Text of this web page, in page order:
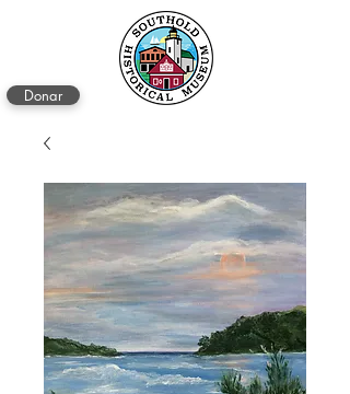
Donar